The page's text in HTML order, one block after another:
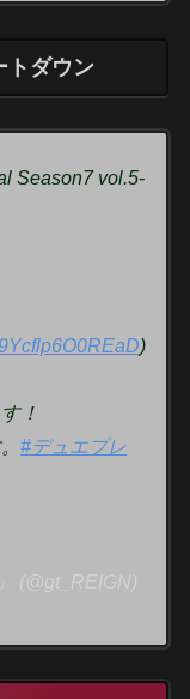
ダウン
Season7 vol.5-
)
！
#デュエプレ
(@gt_REIGN)